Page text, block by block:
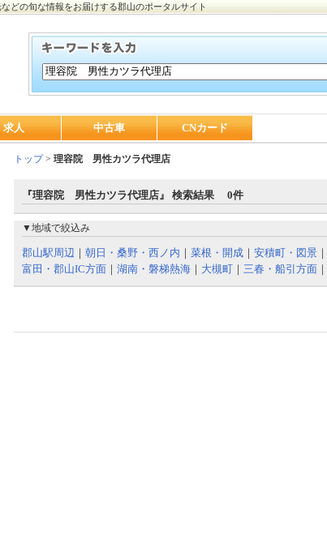
どの旬な情報をお届けする郡山のポータルサイト
求人 中古車 CNカード
トップ> 理容院 男性カツラ代理店
『理容院 男性カツラ代理店』 検索結果 0件
▼地域で絞込み
郡山駅周辺 ｜ 朝日・桑野・西ノ内 ｜ 菜根・開成 ｜ 安積町・図景 ｜
富田・郡山IC方面 ｜ 湖南・磐梯熱海 ｜ 大槻町 ｜ 三春・船引方面 ｜